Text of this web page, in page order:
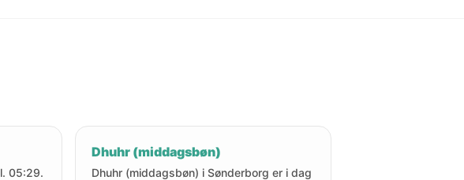
05:29.
Dhuhr (middagsbøn)
Dhuhr (middagsbøn) i Sønderborg er i dag